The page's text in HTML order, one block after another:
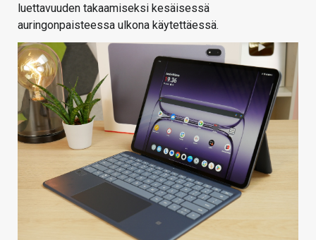
luettavuuden takaamiseksi kesäisessä
auringonpaisteessa ulkona käytettäessä.